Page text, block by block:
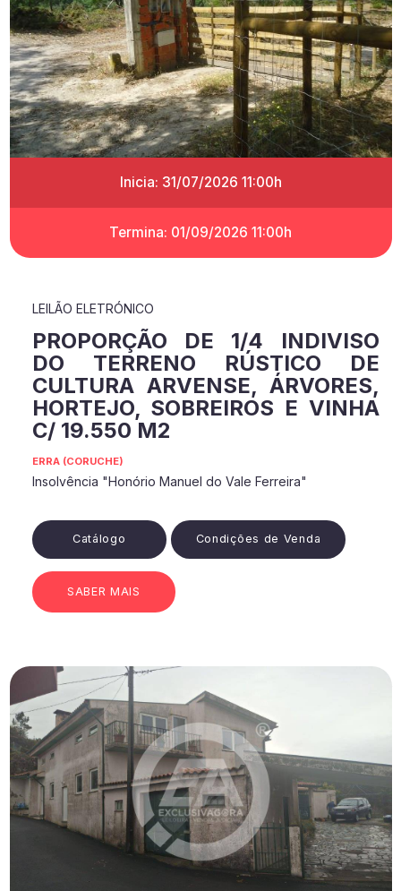
Inicia: 31/07/2026 11:00h
Termina: 01/09/2026 11:00h
LEILÃO ELETRÓNICO
PROPORÇÃO DE 1/4 INDIVISO
DO TERRENO RÚSTICO DE
CULTURA ARVENSE, ÁRVORES,
HORTEJO, SOBREIROS E VINHA
C/ 19.550 M2
ERRA (CORUCHE)
Insolvência "Honório Manuel do Vale Ferreira"
Catálogo Condições de Venda
SABER MAIS